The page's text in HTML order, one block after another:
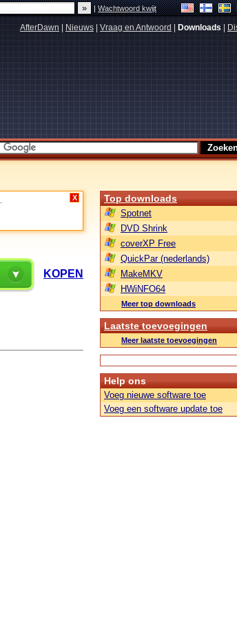
|Wachtwoord kwijt
AfterDawn Nieuws Vraag en Antwoord Downloads
X
KOPEN
Top downloads
Spotnet
DVD Shrink
coverXP Free
QuickPar (nederlands)
MakeMKV
HWiNFO64
Meer top downloads
Laatste toevoegingen
Meer laatste toevoegingen
Help ons
Voeg nieuwe software toe
Voeg een software update toe